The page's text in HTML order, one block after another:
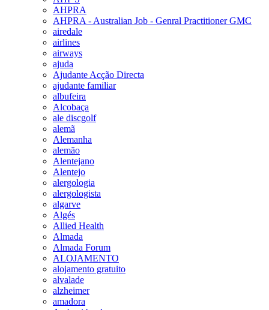
AHPRA
AHPRA - Australian Job - Genral Practitioner GMC
airedale
airlines
airways
ajuda
Ajudante Acção Directa
ajudante familiar
albufeira
Alcobaça
ale discgolf
alemã
Alemanha
alemão
Alentejano
Alentejo
alergologia
alergologista
algarve
Algés
Allied Health
Almada
Almada Forum
ALOJAMENTO
alojamento gratuito
alvalade
alzheimer
amadora